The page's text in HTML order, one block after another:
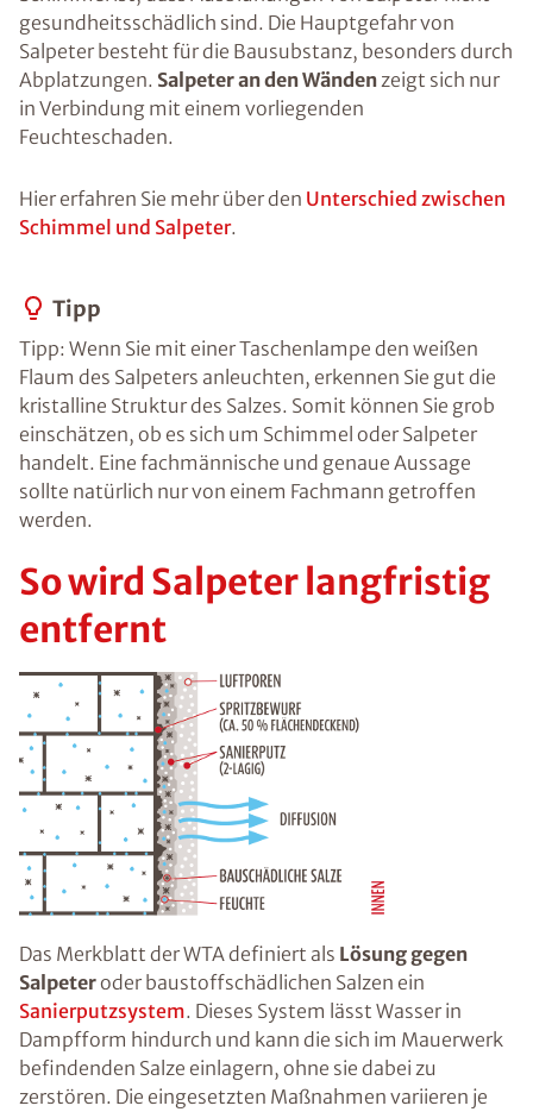
gesundheitsschädlich sind. Die Hauptgefahr von
Salpeter besteht für die Bausubstanz, besonders durch
Abplatzungen. Salpeter an den Wändenzeigt sich nur
in Verbindung mit einem vorliegenden
Feuchteschaden.
Hier erfahren Sie mehr über den Unterschied zwischen
Schimmel und Salpeter.
Tipp
Tipp: Wenn Sie mit einer Taschenlampe den weißen
Flaum des Salpeters anleuchten, erkennen Sie gut die
kristalline Struktur des Salzes. Somit können Sie grob
einschätzen, ob es sich um Schimmel oder Salpeter
handelt. Eine fachmännische und genaue Aussage
sollte natürlich nur von einem Fachmann getroffen
werden.
So wird Salpeter langfristig
entfernt
Das Merkblatt der WTA definiert als Lösung gegen
Salpeteroder baustoffschädlichen Salzen ein
Sanierputzsystem. Dieses System lässt Wasser in
Dampfform hindurch und kann die sich im Mauerwerk
befindenden Salze einlagern, ohne sie dabei zu
zerstören. Die eingesetzten Maßnahmen variieren je